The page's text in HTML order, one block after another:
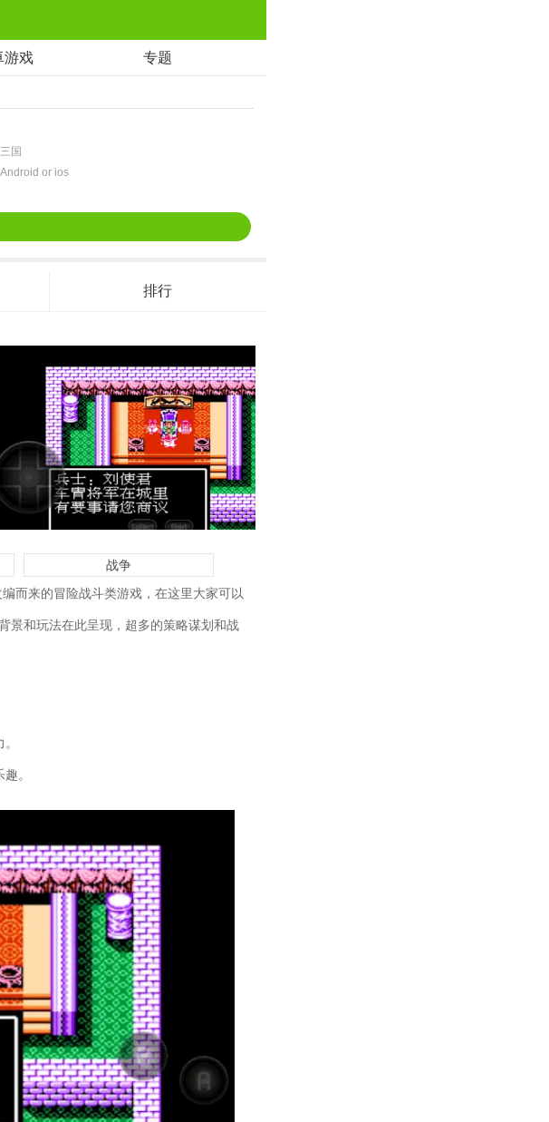
游戏 专题
国
or ios
排行
战争
而来的冒险战斗类游戏，在这里大家可以
景和玩法在此呈现，超多的策略谋划和战
。